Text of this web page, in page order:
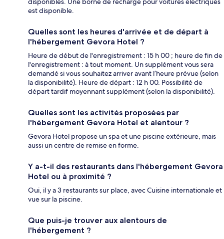
est disponible.
Quelles sont les heures d'arrivée et de départ à
l'hébergement Gevora Hotel ?
Heure de début de l'enregistrement : 15 h 00 ; heure de fin de
l'enregistrement : à tout moment. Un supplément vous sera
demandé si vous souhaitez arriver avant l’heure prévue (selon
la disponibilité). Heure de départ : 12 h 00. Possibilité de
départ tardif moyennant supplément (selon la disponibilité).
Quelles sont les activités proposées par
l'hébergement Gevora Hotel et alentour ?
Gevora Hotel propose un spa et une piscine extérieure, mais
aussi un centre de remise en forme.
Y a-t-il des restaurants dans l'hébergement Gevora
Hotel ou à proximité ?
Oui, il y a 3 restaurants sur place, avec Cuisine internationale et
vue sur la piscine.
Que puis-je trouver aux alentours de
l'hébergement ?